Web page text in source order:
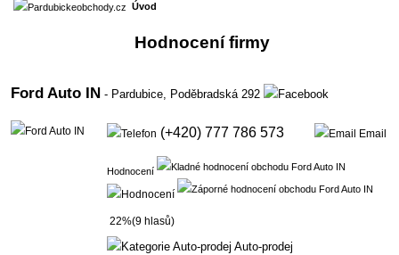
Úvod
Hodnocení firmy
Ford Auto IN - Pardubice, Poděbradská 292
(+420) 777 786 573 Email
Hodnocení
22%(9 hlasů)
Auto-prodej